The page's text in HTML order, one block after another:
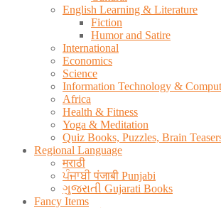
English Learning & Literature
Fiction
Humor and Satire
International
Economics
Science
Information Technology &
Africa
Health & Fitness
Yoga & Meditation
Quiz Books, Puzzles, Brain
Regional Language
मराठी
ਪੰਜਾਬੀ पंजाबी Punjabi
ગુજરાતી Gujarati Books
Fancy Items